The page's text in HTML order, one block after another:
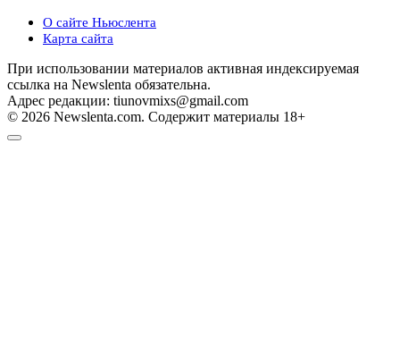
О сайте Ньюслента
Карта сайта
При использовании материалов активная индексируемая
ссылка на Newslenta обязательна.
Адрес редакции: tiunovmixs@gmail.com
© 2026 Newslenta.com. Содержит материалы 18+